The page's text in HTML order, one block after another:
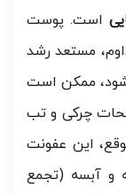
است. پوست
مستعد رشد
ممکن است
چرکی و تب
این عفونت
و آبسه (تجمع